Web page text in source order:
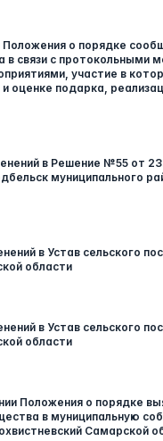
о порядке
в связи с протокольными
участие в
подарка,
в Решение №55 от
муниципального
в Устав сельского
области
в Устав сельского
области
Положения о порядке
в муниципальную
Самарской